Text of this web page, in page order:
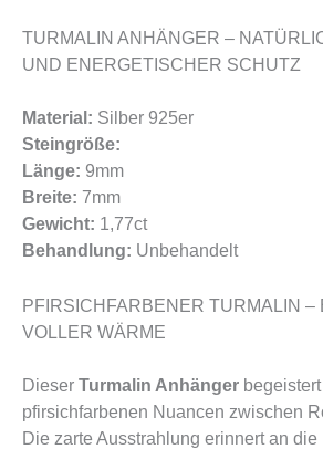
TURMALIN ANHÄNGER –
UND ENERGETISCHER SCHUTZ
Material: Silber 925er
Steingröße:
Länge: 9mm
Breite: 7mm
Gewicht: 1,77ct
Behandlung: Unbehandelt
PFIRSICHFARBENER TURMALIN –
VOLLER WÄRME
Dieser Turmalin Anhänger
pfirsichfarbenen Nuancen zwischen
Die zarte Ausstrahlung erinnert an